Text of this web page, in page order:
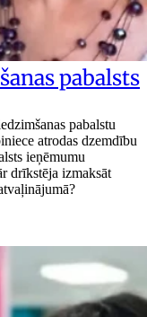
pabalsts
pabalstu
atrodas dzemdību
ieņēmumu
drīkstēja izmaksāt